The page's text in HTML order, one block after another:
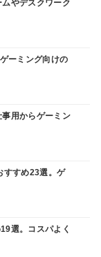
やデスクワーク
ーミング向けの
用からゲーミン
すすめ23選。ゲ
選。コスパよく